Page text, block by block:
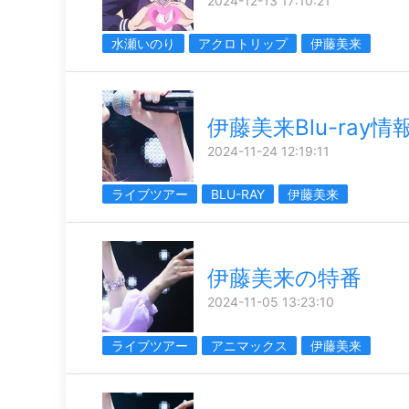
水瀬いのり アクロトリップ 伊藤美来
伊藤美来Blu-ray情
2024-11-24 12:19:11
ライブツアー BLU-RAY 伊藤美来
伊藤美来の特番
2024-11-05 13:23:10
ライブツアー アニマックス 伊藤美来